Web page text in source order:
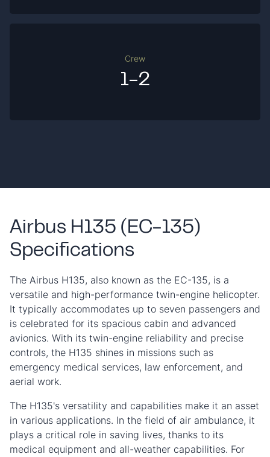
Crew
1-2
Airbus H135 (EC-135)
Specifications
The Airbus H135, also known as the EC-135, is a
versatile and high-performance twin-engine helicopter.
It typically accommodates up to seven passengers and
is celebrated for its spacious cabin and advanced
avionics. With its twin-engine reliability and precise
controls, the H135 shines in missions such as
emergency medical services, law enforcement, and
aerial work.
The H135's versatility and capabilities make it an asset
in various applications. In the field of air ambulance, it
plays a critical role in saving lives, thanks to its
medical equipment and all-weather capabilities. For